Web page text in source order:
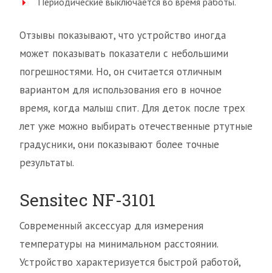
Отзывы показывают, что устройство иногда
может показывать показатели с небольшими
погрешностями. Но, он считается отличным
вариантом для использования его в ночное
время, когда малыш спит. Для деток после трех
лет уже можно выбирать отечественные ртутные
градусники, они показывают более точные
результаты.
Sensitec NF-3101
Современный аксессуар для измерения
температуры на минимальном расстоянии.
Устройство характеризуется быстрой работой,